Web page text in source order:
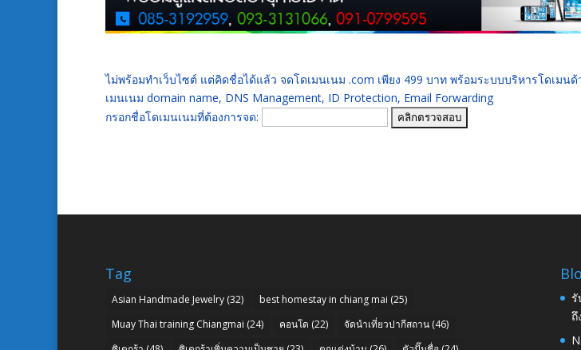
ไม่พร้อมทำเว็บไซต์ แต่คิดชื่อได้แล้ว จดโดเมนเนม .com เพียง 499 บาท พร้อมระบบบริหารโดเมน
เมนเนม domain name, DNS Management, ID Protection, Email Forwarding
กรอกชื่อโดเมนเนมที่ต้องการจด:
Tag
Asian Handmade Jewelry (32) best homestay in chiang mai (25)
Muay Thai training Chiangmai (24) คอนโด (22) จัดนำเที่ยวปากีสถาน (46)
ถึ